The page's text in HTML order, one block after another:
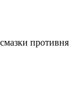
противня